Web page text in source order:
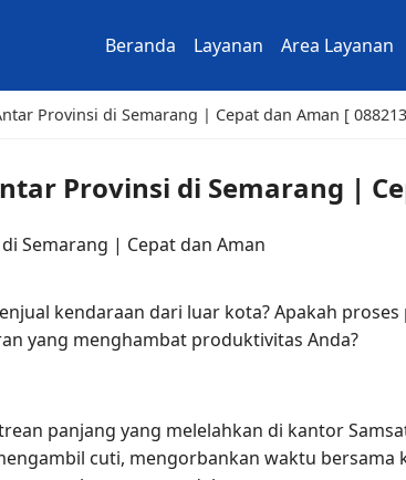
Beranda Layanan Area Layanan
Provinsi di Semarang | Cepat dan Aman [
Provinsi di Semarang |
kendaraan dari luar kota? Apakah
yang menghambat produktivitas Anda?
panjang yang melelahkan di kantor
cuti, mengorbankan waktu